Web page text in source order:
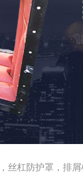
防护罩，排屑机